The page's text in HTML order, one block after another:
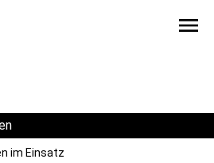
menu
im Einsatz